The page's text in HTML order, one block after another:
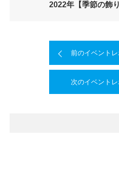
2022年【季節の飾
前のイベント
次のイベント